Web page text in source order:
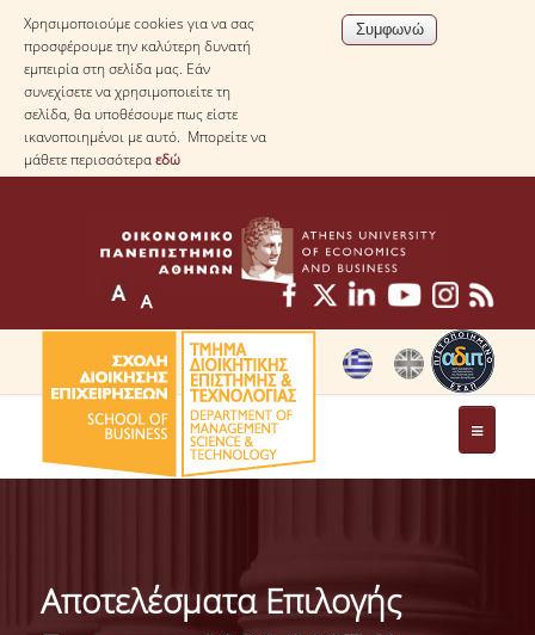
Χρησιμοποιούμε cookies για να σας
προσφέρουμε την καλύτερη δυνατή
εμπειρία στη σελίδα μας. Εάν
συνεχίσετε να χρησιμοποιείτε τη
σελίδα, θα υποθέσουμε πως είστε
ικανοποιημένοι με αυτό. Μπορείτε να
μάθετε περισσότεραεδώ
ΤΟ ΤΜΗΜΑ
ΤΑΥΤΟΤΗΤΑ ΤΟΥ ΤΜΗΜΑΤΟΣ
ΑΠΟΣΤΟΛΗ ΤΟΥ ΤΜΗΜΑΤΟΣ
Αποτελέσματα Επιλογής